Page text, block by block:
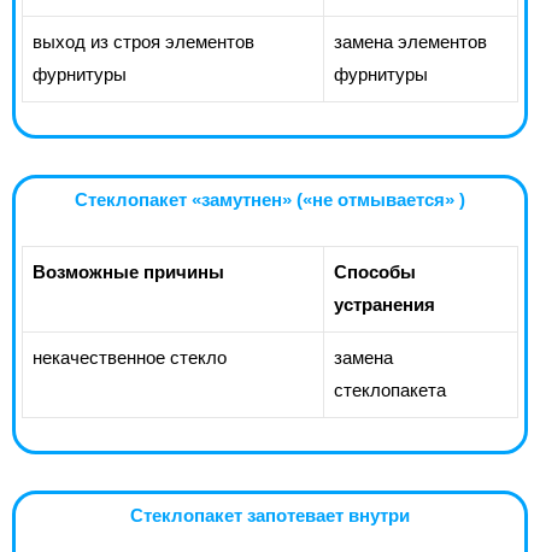
выход из строя элементов
фурнитуры
замена элементов
фурнитуры
Стеклопакет «замутнен» («не отмывается» )
Возможные причины
Способы
устранения
некачественное стекло
замена
стеклопакета
Стеклопакет запотевает внутри